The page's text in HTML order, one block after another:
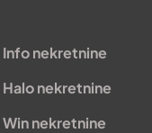
Info nekretnine
Halo nekretnine
Win nekretnine